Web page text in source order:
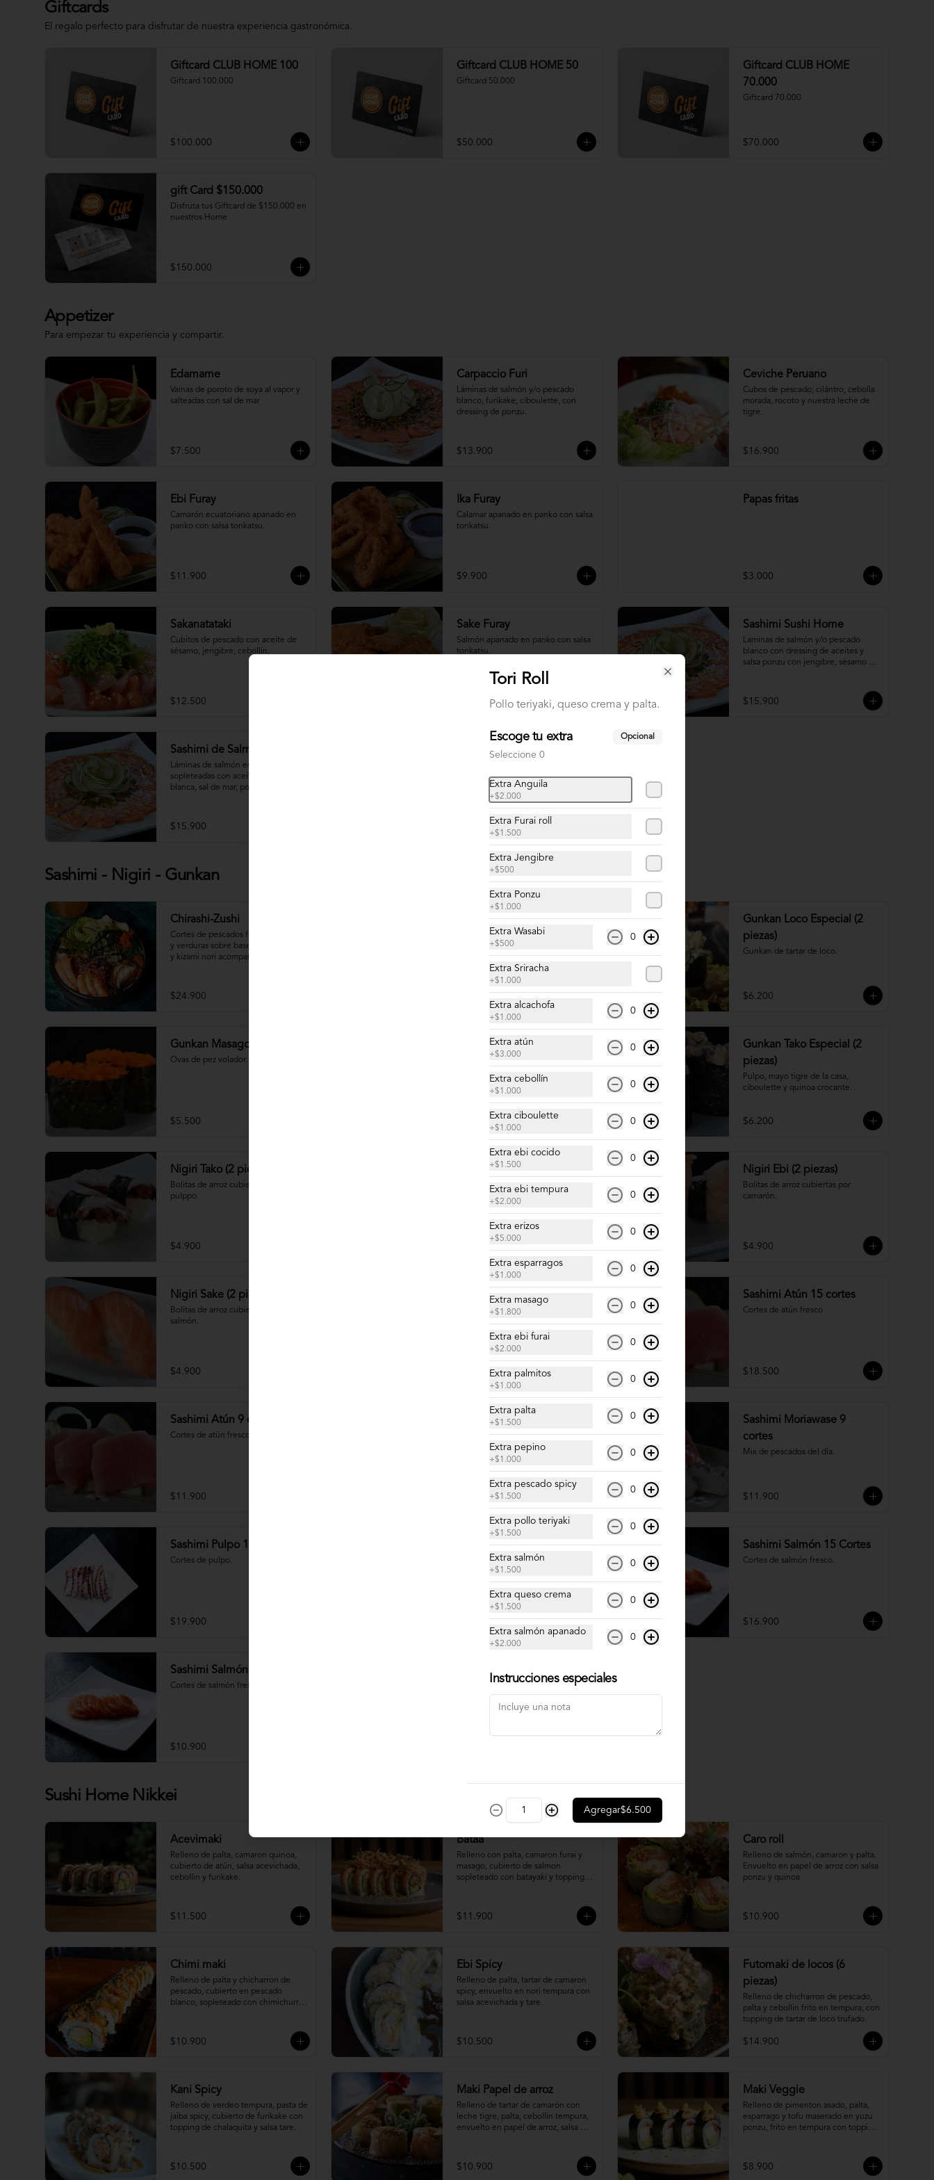
Giftcards
El regalo perfecto para disfrutar de nuestra experiencia gastronómica.
Giftcard CLUB HOME 100
Giftcard 100.000
$100.000
Giftcard CLUB HOME 50
Giftcard 50.000
$50.000
Giftcard CLUB HOME
70.000
Giftcard 70.000
$70.000
gift Card $150.000
Disfruta tus Giftcard de $150.000 en
nuestros Home
$150.000
Appetizer
Para empezar tu experiencia y compartir.
Edamame
Vainas de poroto de soya al vapor y
salteadas con sal de mar
$7.500
Carpaccio Furi
Láminas de salmón y/o pescado
blanco, furikake, ciboulette, con
dressing de ponzu.
$13.900
Ceviche Peruano
Cubos de pescado, cilántro, cebolla
morada, rocoto y nuestra leche de
tigre.
$16.900
Ebi Furay
Camarón ecuatoriano apanado en
panko con salsa tonkatsu.
$11.900
Ika Furay
Calamar apanado en panko con salsa
tonkatsu.
$9.900
Papas fritas
$3.000
Sakanatataki
Cubitos de pescado con aceite de
sésamo, jengibre, cebollín.
$12.500
Sake Furay
Salmón apanado en panko con salsa
tonkatsu.
$11.900
Sashimi Sushi Home
Laminas de salmón y/o pescado
blanco con dressing de aceites y
salsa ponzu con jengibre, sésamo y
$15.900
Sashimi de Salmón Trufado
Láminas de salmón estilo carpaccio,
sopleteadas con aceite de trufa
blanca, sal de mar, ponzu y cilántro.
$15.900
Sashimi - Nigiri - Gunkan
Chirashi-Zushi
Cortes de pescados frescos, mariscos
y verduras sobre base de arroz shari
y kizami nori acompañado de sopa
$24.900
Gunkan Camarón Especial
(2 piezas)
ciboulette y quinoa crocante.
Gunkan Loco Especial (2
piezas)
Gunkan de tartar de loco.
$6.200
Gunkan Masago (2 piezas)
Ovas de pez volador.
$5.500
Gunkan Spicy del Día (2
Gunkan Tako Especial (2
piezas)
Pulpo, mayo tigre de la casa,
ciboulette y quinoa crocante.
$6.200
Nigiri Tako (2 piezas)
Bolitas de arroz cubiertas por
pulppo.
$4.900
Nigiri Atún (2 piezas)
Bolitas de arroz cubiertas por atún.
Nigiri Ebi (2 piezas)
Bolitas de arroz cubiertas por
camarón.
$4.900
Nigiri Sake (2 piezas)
Bolitas de arroz cubiertas por
salmón.
$4.900
Nigiri acevichado
Cubierto de salmon, con topping de
Sashimi Atún 15 cortes
Cortes de atún fresco
$18.500
Sashimi Atún 9 cortes
Cortes de atún fresco
$11.900
Sashimi Moriawase 15
Mix de pescados del día.
$18.500
Sashimi Moriawase 9
cortes
Mix de pescados del día.
$11.900
Sashimi Pulpo 15 cortes
Cortes de pulpo.
$19.900
Sashimi Pulpo 9 cortes
Cortes de pulpo.
$12.900
Sashimi Salmón 15 Cortes
Cortes de salmón fresco.
$16.900
Sashimi Salmón 9 Cortes
Cortes de salmón fresco.
$10.900
Sushi Home Nikkei
Acevimaki
Relleno de palta, camaron quinoa,
cubierto de atún, salsa acevichada,
cebollin y furikake.
$11.500
Bataa
Relleno con palta, camaron furai y
masago, cubierto de salmon
sopleteado con batayaki y topping
$11.900
Caro roll
Relleno de salmón, camaron y palta.
Envuelto en papel de arroz con salsa
ponzu y quinoa
$10.900
Chimi maki
Relleno de palta y chicharron de
pescado, cubierto en pescado
blanco, sopleteado con chimichurri
$10.900
Ebi Spicy
Relleno de palta, tartar de camaron
spicy, envuelto en nori tempura con
salsa acevichada y tare.
$10.500
Futomaki de locos (6
piezas)
Relleno de chicharron de pescado,
palta y cebollin frito en tempura, con
topping de tartar de loco trufado.
$14.900
Kani Spicy
Relleno de verdeo tempura, pasta de
jaiba spicy, cubierto de furikake con
topping de chalaquita y salsa tare.
$10.500
Maki Papel de arroz
Relleno de tartar de camarón con
leche tigre, palta, cebollín tempura,
envuelto en papel de arroz, salsa
$10.900
Maki Veggie
Relleno de pimenton asado, palta,
esparrago y tofu maserado en yuzu
ponzu, frito en tempura con topping
$8.900
Tori Roll
Pollo teriyaki, queso crema y palta.
Escoge tu extra Opcional
Seleccione 0
Extra Anguila
+$2.000
Extra Furai roll
+$1.500
Extra Jengibre
+$500
Extra Ponzu
+$1.000
Extra Wasabi
+$500
0
Extra Sriracha
+$1.000
Extra alcachofa
+$1.000
0
Extra atún
+$3.000
0
Extra cebollín
+$1.000
0
Extra ciboulette
+$1.000
0
Extra ebi cocido
+$1.500
0
Extra ebi tempura
+$2.000
0
Extra erizos
+$5.000
0
Extra esparragos
+$1.000
0
Extra masago
+$1.800
0
Extra ebi furai
+$2.000
0
Extra palmitos
+$1.000
0
Extra palta
+$1.500
0
Extra pepino
+$1.000
0
Extra pescado spicy
+$1.500
0
Extra pollo teriyaki
+$1.500
0
Extra salmón
+$1.500
0
Extra queso crema
+$1.500
0
Extra salmón apanado
+$2.000
0
Instrucciones especiales
Agregar$6.500
Close